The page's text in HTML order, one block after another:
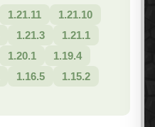
1.21.11
1.21.10
1.21.3
1.21.1
1.20.1
1.19.4
1.16.5
1.15.2